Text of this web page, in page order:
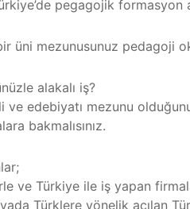
pegagojik
üni mezunusunuz pedagoji
alakalı iş?
ve edebiyatı mezunu
bakmalısınız.
ve Türkiye ile iş yapan
Türklere yönelik açılan